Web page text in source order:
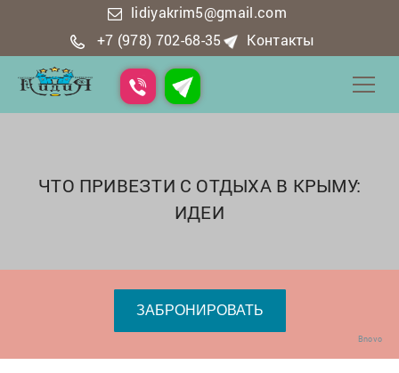
lidiyakrim5@gmail.com
+7 (978) 702-68-35
Контакты
ЧТО ПРИВЕЗТИ С ОТДЫХА В КРЫМУ:
ИДЕИ
Bnovo